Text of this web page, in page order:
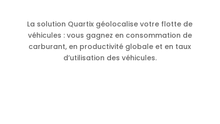
La solution Quartix géolocalise votre flotte de
véhicules : vous gagnez en consommation de
carburant, en productivité globale et en taux
d’utilisation des véhicules.